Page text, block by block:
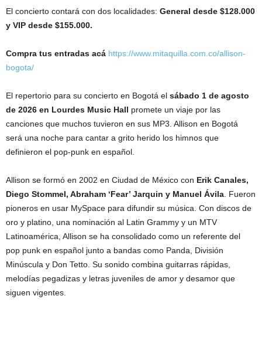
El concierto contará con dos localidades: General desde $128.000
y VIP desde $155.000.
Compra tus entradas acá https://www.mitaquilla.com.co/allison-
bogota/
El repertorio para su concierto en Bogotá el sábado 1 de agosto
de 2026 en Lourdes Music Hall promete un viaje por las
canciones que muchos tuvieron en sus MP3. Allison en Bogotá
será una noche para cantar a grito herido los himnos que
definieron el pop-punk en español.
Allison se formó en 2002 en Ciudad de México con Erik Canales,
Diego Stommel, Abraham ‘Fear’ Jarquin y Manuel Ávila . Fueron
pioneros en usar MySpace para difundir su música. Con discos de
oro y platino, una nominación al Latin Grammy y un MTV
Latinoamérica, Allison se ha consolidado como un referente del
pop punk en español junto a bandas como Panda, División
Minúscula y Don Tetto. Su sonido combina guitarras rápidas,
melodías pegadizas y letras juveniles de amor y desamor que
siguen vigentes.